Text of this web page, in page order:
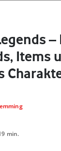
Items
min.